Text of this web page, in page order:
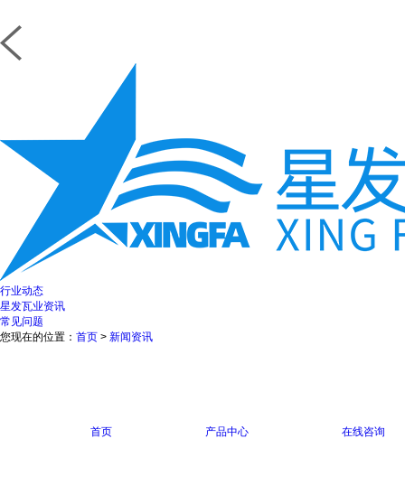
行业动态
星发瓦业资讯
常见问题
您现在的位置： 首页 > 新闻资讯
首页 产品中心 在线咨询